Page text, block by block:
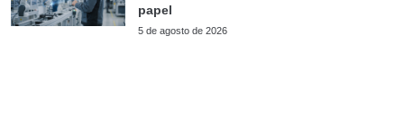
papel
5 de agosto de 2026